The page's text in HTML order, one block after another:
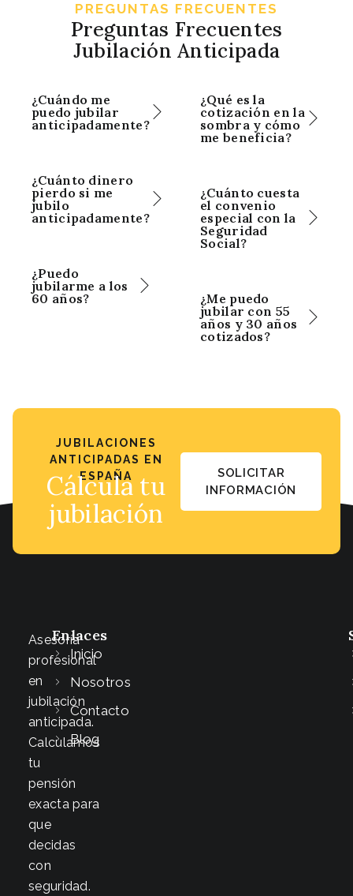
PREGUNTAS FRECUENTES
Preguntas Frecuentes
Jubilación Anticipada
¿Cuándo me
puedo jubilar
anticipadamente?
¿Cuánto dinero
pierdo si me
jubilo
anticipadamente?
¿Puedo
jubilarme a los
60 años?
¿Qué es la
cotización en la
sombra y cómo
me beneficia?
¿Cuánto cuesta
el convenio
especial con la
Seguridad
Social?
¿Me puedo
jubilar con 55
años y 30 años
cotizados?
JUBILACIONES
ANTICIPADAS EN
ESPAÑA
Cálcula tu
jubilación
SOLICITAR
INFORMACIÓN
Asesoría
profesional
en
jubilación
anticipada.
Calculamos
tu
pensión
exacta para
que
decidas
con
seguridad.
Enlaces
Inicio
Nosotros
Contacto
Blog